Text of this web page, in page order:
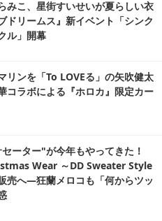
みこ、星街すいせいが夏らしい衣
ドリームス』新イベント「シンク
ル」開幕
リンを「To LOVEる」の矢吹健太
コラボによる『ホロカ』限定カー
ーター"が今年もやってきた！
Wear ～DD Sweater Style
売へ―狂蘭メロコも「何からツッ